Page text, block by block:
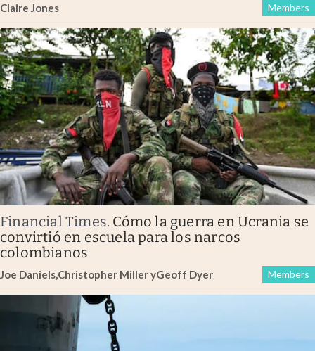
Claire Jones Members
Financial Times. Cómo la guerra en Ucrania se
convirtió en escuela para los narcos
colombianos
Joe Daniels,Christopher MilleryGeoff Dyer Members